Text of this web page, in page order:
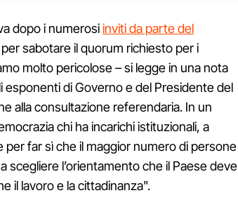
dopo i numerosiinviti da parte del
sabotare il quorum richiesto per i
molto pericolose – si legge in una nota
esponenti di Governo e del Presidente del
alla consultazione referendaria. In un
chi ha incarichi istituzionali, a
per far sì che il maggior numero di persone
scegliere l’orientamento che il Paese deve
il lavoro e la cittadinanza".